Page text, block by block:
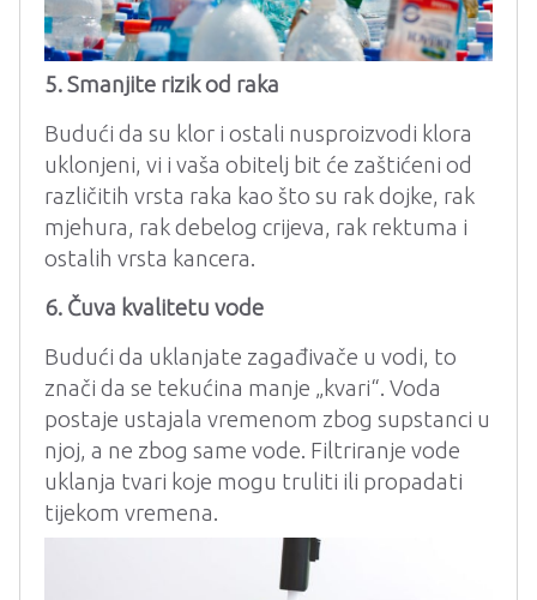
5. Smanjite rizik od raka
Budući da su klor i ostali nusproizvodi klora
uklonjeni, vi i vaša obitelj bit će zaštićeni od
različitih vrsta raka kao što su rak dojke, rak
mjehura, rak debelog crijeva, rak rektuma i
ostalih vrsta kancera.
6. Čuva kvalitetu vode
Budući da uklanjate zagađivače u vodi, to
znači da se tekućina manje „kvari“. Voda
postaje ustajala vremenom zbog supstanci u
njoj, a ne zbog same vode. Filtriranje vode
uklanja tvari koje mogu truliti ili propadati
tijekom vremena.